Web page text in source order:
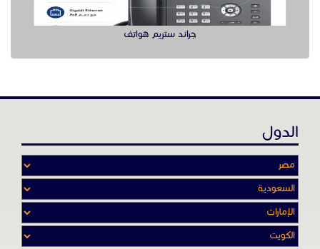
عن موقع حراج خدمة
أدواتنا ومهاراتنا تميّـزنا للربط بين البائع
والشـاري بشكل مجاني لجميـع السلــع
والخـدمـات أينمـــا أرادوا وحيثـمـا كانـوا